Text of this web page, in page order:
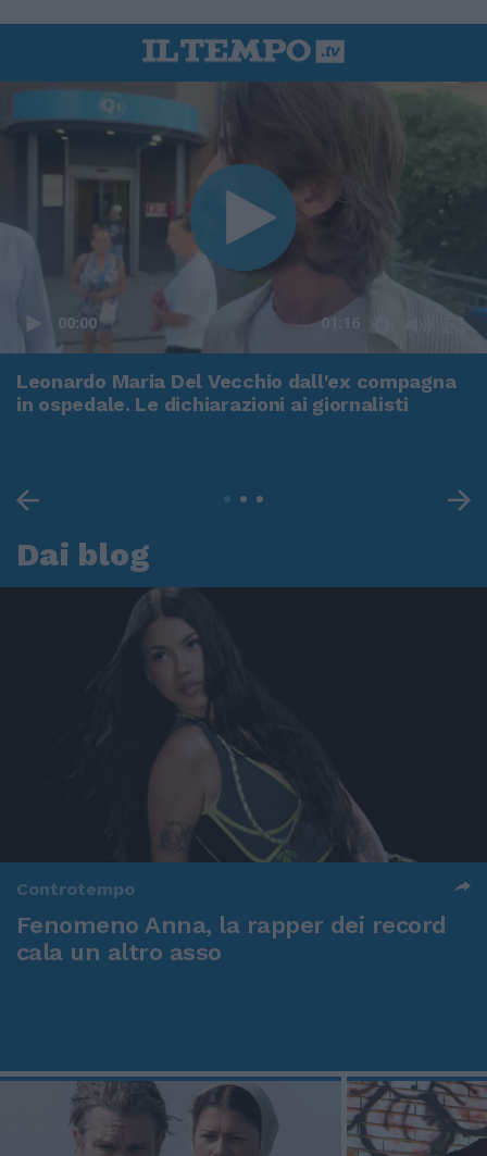
00:00 01:16
Leonardo Maria Del Vecchio dall'ex compagna
in ospedale. Le dichiarazioni ai giornalisti
Dai blog
Controtempo
Fenomeno Anna, la rapper dei record
cala un altro asso